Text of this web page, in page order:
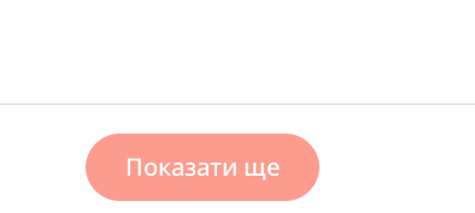
Показати ще